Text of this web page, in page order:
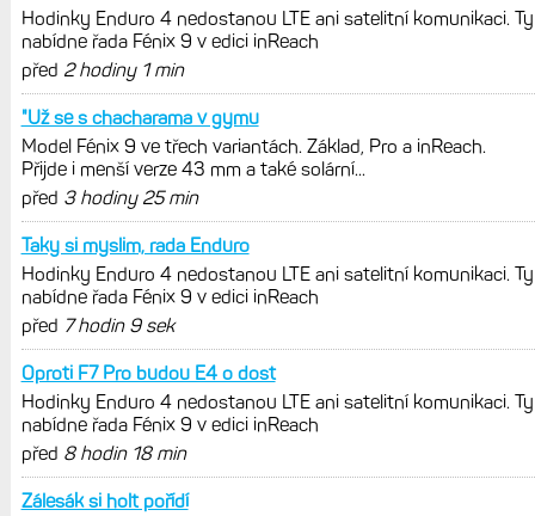
REKLAMA
AKTUÁLNĚ NA BLOGU
Hodinky Enduro 4 nedostanou LTE ani
satelitní komunikaci. Ty nabídne řada
Fénix 9 v edici inReach
Live Activity konečně i pro outdoorové
sporty. Mobil už umí zrcadlit data
cyklistiky, běhu i chůze
Zkušenosti po roce: Fénixy 8 Pro jsou
jedním slovem parádní, těžko něco
vytknout. Ale ta nositelnost